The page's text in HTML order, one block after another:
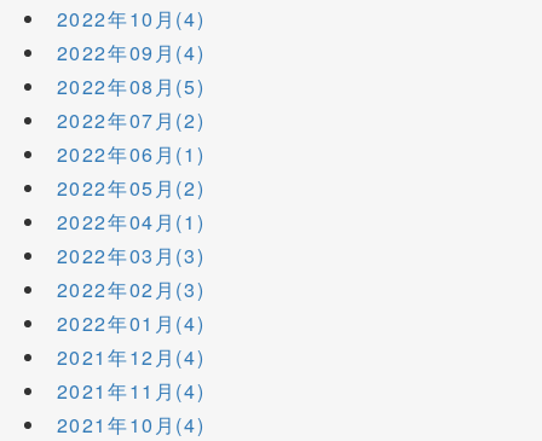
2022年10月(4)
2022年09月(4)
2022年08月(5)
2022年07月(2)
2022年06月(1)
2022年05月(2)
2022年04月(1)
2022年03月(3)
2022年02月(3)
2022年01月(4)
2021年12月(4)
2021年11月(4)
2021年10月(4)